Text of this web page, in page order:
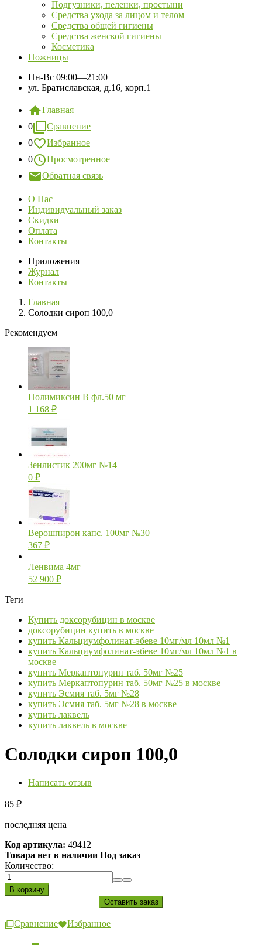
Подгузники, пеленки, простыни
Средства ухода за лицом и телом
Средства общей гигиены
Средства женской гигиены
Косметика
Ножницы
Пн-Вс 09:00—21:00
ул. Братиславская, д.16, корп.1
Главная
0
Сравнение
0
Избранное
0
Просмотренное
Обратная связь
О Нас
Индивидуальный заказ
Скидки
Оплата
Контакты
Приложения
Журнал
Контакты
Главная
Солодки сироп 100,0
Рекомендуем
Полимиксин В фл.50 мг
1 168 ₽
Зенлистик 200мг №14
0 ₽
Верошпирон капс. 100мг №30
367 ₽
Ленвима 4мг
52 900 ₽
Теги
Купить доксорубицин в москве
доксорубицин купить в москве
купить Кальциумфолинат-эбеве 10мг/мл 10мл №1
купить Кальциумфолинат-эбеве 10мг/мл 10мл №1 в
москве
купить Меркаптопурин таб. 50мг №25
купить Меркаптопурин таб. 50мг №25 в москве
купить Эсмия таб. 5мг №28
купить Эсмия таб. 5мг №28 в москве
купить лаквель
купить лаквель в москве
Солодки сироп 100,0
Написать отзыв
85 ₽
последняя цена
Код артикула: 49412
Товара нет в наличии Под заказ
Количество:
Сравнение Избранное